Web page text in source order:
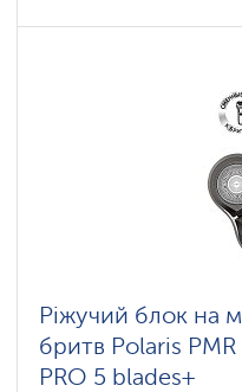
Ріжучий блок на
бритв Polaris
PRO 5 blades+